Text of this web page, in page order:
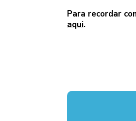
Para recordar
aqui.